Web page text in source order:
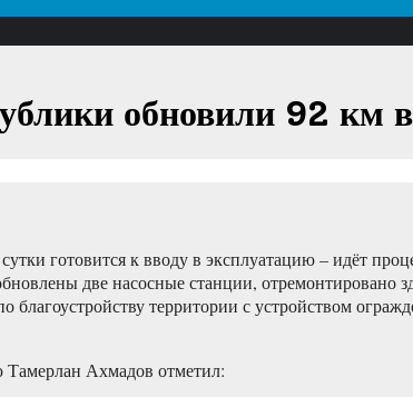
обновили 92 км
готовится к вводу в эксплуатацию – идёт
две насосные станции, отремонтировано
территории с устройством
Тамерлан Ахмадов отметил: